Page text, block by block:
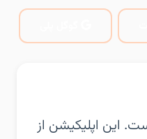
این اپلیکیشن از